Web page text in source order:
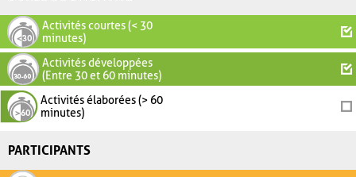
Activités courtes (< 30
minutes)
Activités développées
(Entre 30 et 60 minutes)
Activités élaborées (> 60
minutes)
PARTICIPANTS